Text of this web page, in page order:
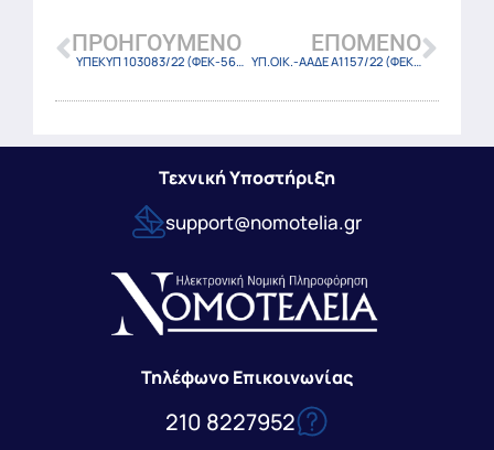
ΠΡΟΗΓΟΎΜΕΝΟ
ΥΠΕΚΥΠ 103083/22 (ΦΕΚ-5648 Β/4-11-22)
ΕΠΌΜΕΝΟ
ΥΠ.ΟΙΚ.-ΑΑΔΕ A1157/22 (ΦΕΚ-5651 Β/4-11-22)
Τεχνική Υποστήριξη
support@nomotelia.gr
Τηλέφωνο Επικοινωνίας
210 8227952